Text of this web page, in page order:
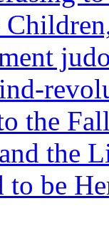
the
the
to be